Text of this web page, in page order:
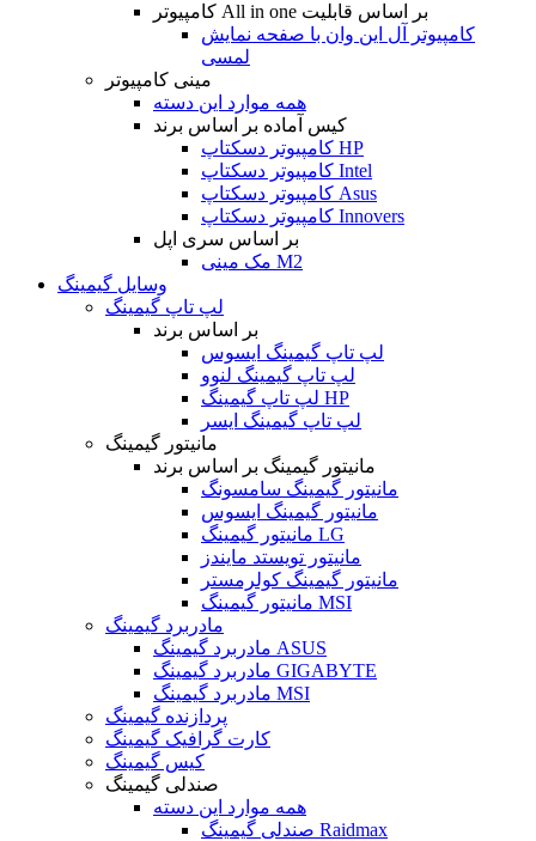
کامپیوتر All in one بر اساس قابلیت
کامپیوتر آل این وان با صفحه نمایش
لمسی
مینی کامپیوتر
همه موارد این دسته
کیس آماده بر اساس برند
کامپیوتر دسکتاپ HP
کامپیوتر دسکتاپ Intel
کامپیوتر دسکتاپ Asus
کامپیوتر دسکتاپ Innovers
بر اساس سری اپل
مک مینی M2
وسایل گیمینگ
لپ تاپ گیمینگ
بر اساس برند
لپ تاپ گیمینگ ایسوس
لپ تاپ گیمینگ لنوو
لپ تاپ گیمینگ HP
لپ تاپ گیمینگ ایسر
مانیتور گیمینگ
مانیتور گیمینگ بر اساس برند
مانیتور گیمینگ سامسونگ
مانیتور گیمینگ ایسوس
مانیتور گیمینگ LG
مانیتور تویستد مایندز
مانیتور گیمینگ کولرمستر
مانیتور گیمینگ MSI
مادربرد گیمینگ
مادربرد گیمینگ ASUS
مادربرد گیمینگ GIGABYTE
مادربرد گیمینگ MSI
پردازنده گیمینگ
کارت گرافیک گیمینگ
کیس گیمینگ
صندلی گیمینگ
همه موارد این دسته
صندلی گیمینگ Raidmax